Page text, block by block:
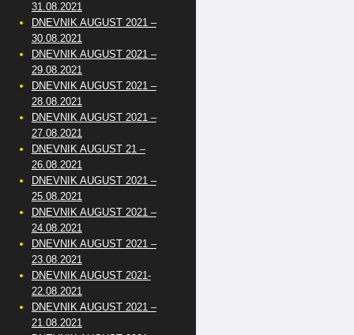
31.08.2021
DNEVNIK AUGUST 2021 –
30.08.2021
DNEVNIK AUGUST 2021 –
29.08.2021
DNEVNIK AUGUST 2021 –
28.08.2021
DNEVNIK AUGUST 2021 –
27.08.2021
DNEVNIK AUGUST 21 –
26.08.2021
DNEVNIK AUGUST 2021 –
25.08.2021
DNEVNIK AUGUST 2021 –
24.08.2021
DNEVNIK AUGUST 2021 –
23.08.2021
DNEVNIK AUGUST 2021-
22.08.2021
DNEVNIK AUGUST 2021 –
21.08.2021